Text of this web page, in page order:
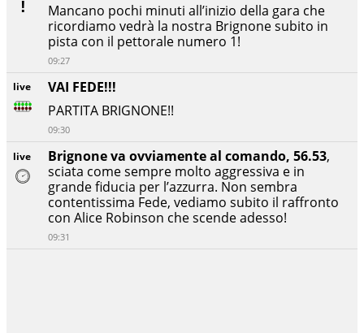
live Brignone va ovviamente al comando, 56.53,
sciata come sempre molto aggressiva e in
grande fiducia per l’azzurra. Non sembra
contentissima Fede, vediamo subito il raffronto
con Alice Robinson che scende adesso!
09:31
live
VAI FEDE!!!
PARTITA BRIGNONE!!
09:30
Mancano pochi minuti all’inizio della gara che
ricordiamo vedrà la nostra Brignone subito in
pista con il pettorale numero 1!
09:27